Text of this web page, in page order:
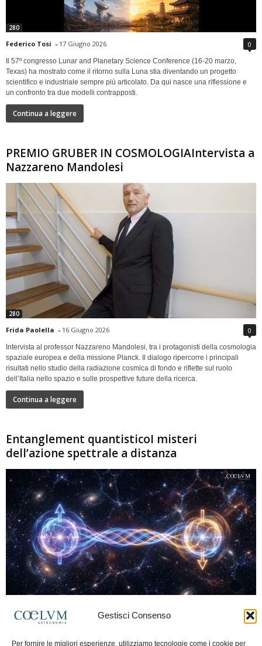
Gestisci Consenso
Per fornire le migliori esperienze, utilizziamo tecnologie come i cookie per
280
Federico Tosi - 17 Giugno 2026 0
Il 57º congresso Lunar and Planetary Science Conference (16-20 marzo,
Texas) ha mostrato come il ritorno sulla Luna stia diventando un progetto
scientifico e industriale sempre più articolato. Da qui nasce una riflessione e
un confronto tra due modelli contrapposti.
Continua a leggere
PREMIO GRUBER IN COSMOLOGIAIntervista a
Nazzareno Mandolesi
280
Frida Paolella - 16 Giugno 2026 0
Intervista al professor Nazzareno Mandolesi, tra i protagonisti della cosmologia
spaziale europea e della missione Planck. Il dialogo ripercorre i principali
risultati nello studio della radiazione cosmica di fondo e riflette sul ruolo
dell’Italia nello spazio e sulle prospettive future della ricerca.
Continua a leggere
Entanglement quantisticoI misteri
dell’azione spettrale a distanza
Marco Lorrai - 15 Giugno 2026 0
moderna: due particelle possono mostrare correlazioni che sembrano ignorare